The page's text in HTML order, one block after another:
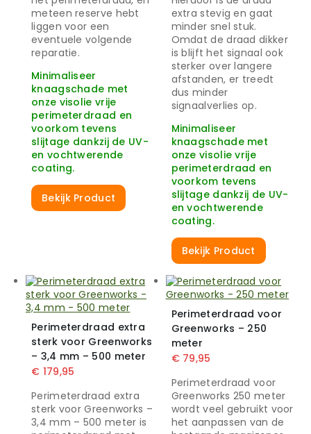
meteen reserve hebt
liggen voor een
eventuele volgende
reparatie.
Minimaliseer
knaagschade met
onze visolie vrije
perimeterdraad en
voorkom tevens
slijtage dankzij de UV-
en vochtwerende
coating.
Bekijk Product
extra stevig en gaat
minder snel stuk.
Omdat de draad dikker
is blijft het signaal ook
sterker over langere
afstanden, er treedt
dus minder
signaalverlies op.
Minimaliseer
knaagschade met
onze visolie vrije
perimeterdraad en
voorkom tevens
slijtage dankzij de UV-
en vochtwerende
coating.
Bekijk Product
Perimeterdraad extra
sterk voor Greenworks
– 3,4 mm – 500 meter
€ 179,95
Perimeterdraad extra
sterk voor Greenworks –
3,4 mm – 500 meter is
Perimeterdraad voor
Greenworks – 250
meter
€79,95
Perimeterdraad voor
Greenworks 250 meter
wordt veel gebruikt voor
het aanpassen van de